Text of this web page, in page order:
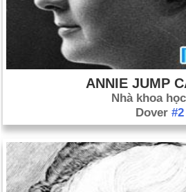
ANNIE JUMP
Nhà khoa học
Dover #2